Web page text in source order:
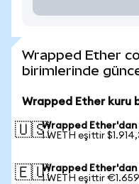
Wrapped Ether
birimlerinde
Wrapped Ether kuru
🇺🇸Wrapped Ether'dan
1 WETH eşittir
🇪🇺Wrapped Ether'dan
1 WETH eşittir